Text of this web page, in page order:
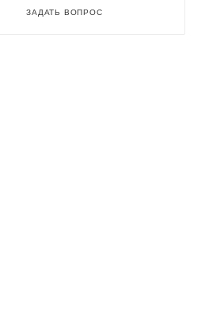
ЗАДАТЬ ВОПРОС